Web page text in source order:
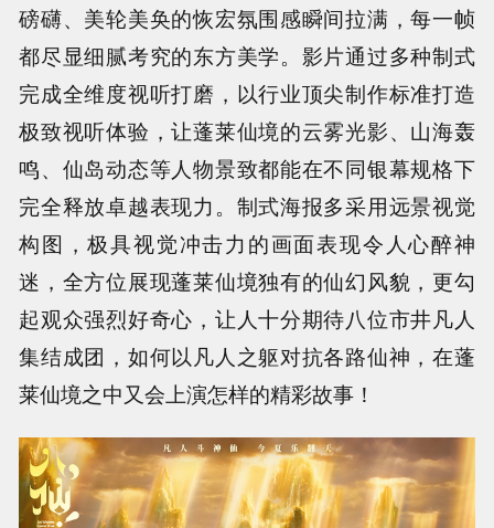
磅礴、美轮美奂的恢宏氛围感瞬间拉满，每一帧
都尽显细腻考究的东方美学。影片通过多种制式
完成全维度视听打磨，以行业顶尖制作标准打造
极致视听体验，让蓬莱仙境的云雾光影、山海轰
鸣、仙岛动态等人物景致都能在不同银幕规格下
完全释放卓越表现力。制式海报多采用远景视觉
构图，极具视觉冲击力的画面表现令人心醉神
迷，全方位展现蓬莱仙境独有的仙幻风貌，更勾
起观众强烈好奇心，让人十分期待八位市井凡人
集结成团，如何以凡人之躯对抗各路仙神，在蓬
莱仙境之中又会上演怎样的精彩故事！